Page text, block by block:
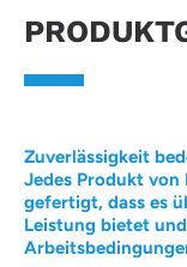
Zuverlässigkeit
Jedes Produkt von
gefertigt, dass es
Leistung bietet